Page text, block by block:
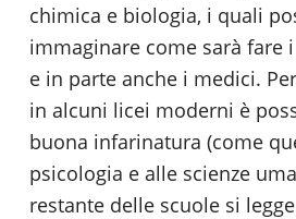
chimica e biologia, i quali
immaginare come sarà fare
e in parte anche i medici.
in alcuni licei moderni è
buona infarinatura (come
psicologia e alle scienze
restante delle scuole si